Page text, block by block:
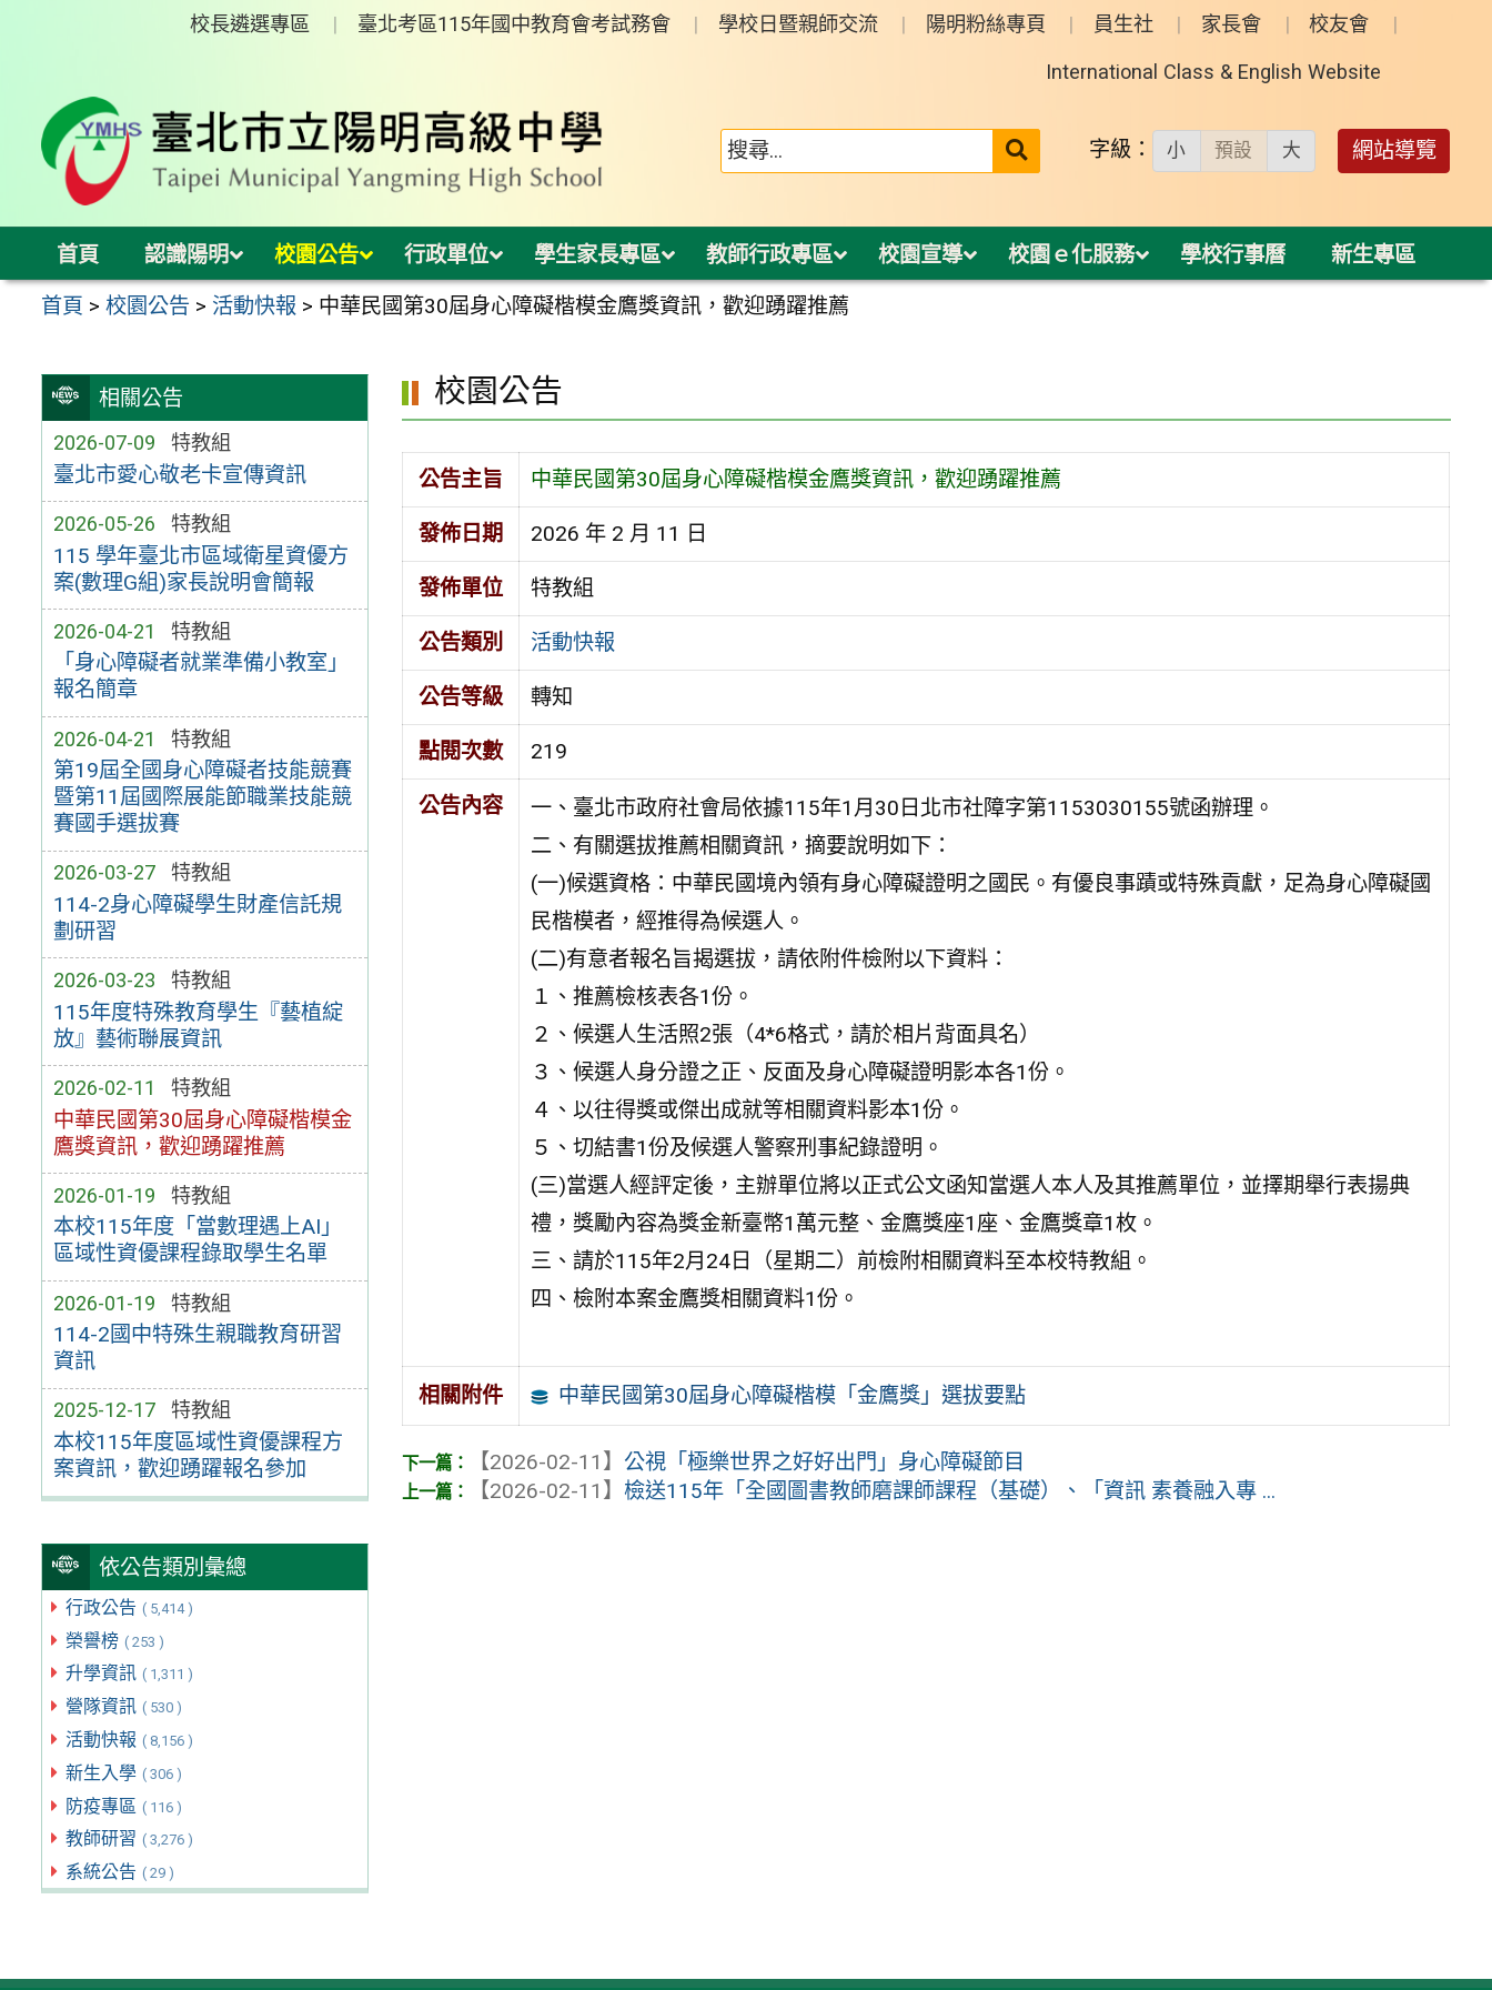
校長遴選專區 臺北考區115年國中教育會考試務會 學校日暨親師交流 陽明粉絲專頁 員生社 家長會 校友會
International Class & English Website
送出 字級： 小 預設 大 網站導覽
首頁 認識陽明 校園公告 行政單位 學生家長專區 教師行政專區 校園宣導 校園ｅ化服務 學校行事曆 新生專區
首頁 >校園公告 > 活動快報 > 中華民國第30屆身心障礙楷模金鷹獎資訊，歡迎踴躍推薦
相關公告
2026-07-09 特教組
臺北市愛心敬老卡宣傳資訊
2026-05-26 特教組
115 學年臺北市區域衛星資優方
案(數理G組)家長說明會簡報
2026-04-21 特教組
「身心障礙者就業準備小教室」
報名簡章
2026-04-21 特教組
第19屆全國身心障礙者技能競賽
暨第11屆國際展能節職業技能競
賽國手選拔賽
2026-03-27 特教組
114-2身心障礙學生財產信託規
劃研習
2026-03-23 特教組
115年度特殊教育學生『藝植綻
放』藝術聯展資訊
2026-02-11 特教組
中華民國第30屆身心障礙楷模金
鷹獎資訊，歡迎踴躍推薦
2026-01-19 特教組
本校115年度「當數理遇上AI」
區域性資優課程錄取學生名單
2026-01-19 特教組
114-2國中特殊生親職教育研習
資訊
2025-12-17 特教組
本校115年度區域性資優課程方
案資訊，歡迎踴躍報名參加
依公告類別彙總
行政公告 ( 5,414 )
榮譽榜 ( 253 )
升學資訊 ( 1,311 )
營隊資訊 ( 530 )
活動快報 ( 8,156 )
新生入學 ( 306 )
防疫專區 ( 116 )
教師研習 ( 3,276 )
系統公告 ( 29 )
校園公告
公告主旨 中華民國第30屆身心障礙楷模金鷹獎資訊，歡迎踴躍推薦
發佈日期 2026 年 2 月 11 日
發佈單位 特教組
公告類別 活動快報
公告等級 轉知
點閱次數 219
公告內容
一、臺北市政府社會局依據115年1月30日北市社障字第1153030155號函辦理。
二、有關選拔推薦相關資訊，摘要說明如下：
(一)候選資格：中華民國境內領有身心障礙證明之國民。有優良事蹟或特殊貢獻，足為身心障礙國
民楷模者，經推得為候選人。
(二)有意者報名旨揭選拔，請依附件檢附以下資料：
１、推薦檢核表各1份。
２、候選人生活照2張（4*6格式，請於相片背面具名）
３、候選人身分證之正、反面及身心障礙證明影本各1份。
４、以往得獎或傑出成就等相關資料影本1份。
５、切結書1份及候選人警察刑事紀錄證明。
(三)當選人經評定後，主辦單位將以正式公文函知當選人本人及其推薦單位，並擇期舉行表揚典
禮，獎勵內容為獎金新臺幣1萬元整、金鷹獎座1座、金鷹獎章1枚。
三、請於115年2月24日（星期二）前檢附相關資料至本校特教組。
四、檢附本案金鷹獎相關資料1份。
相關附件 中華民國第30屆身心障礙楷模「金鷹獎」選拔要點
【2026-02-11】 公視「極樂世界之好好出門」身心障礙節目
【2026-02-11】檢送115年「全國圖書教師磨課師課程（基礎）、「資訊 素養融入專 ...